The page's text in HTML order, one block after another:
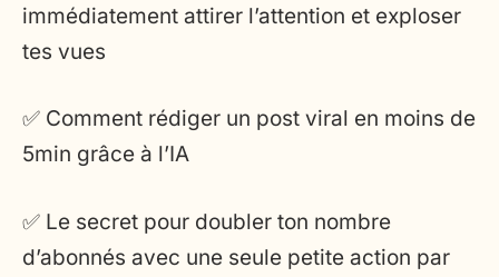
immédiatement attirer l’attention et exploser
tes vues
✅ Comment rédiger un post viral en moins de
5min grâce à l’IA
✅ Le secret pour doubler ton nombre
d’abonnés avec une seule petite action par